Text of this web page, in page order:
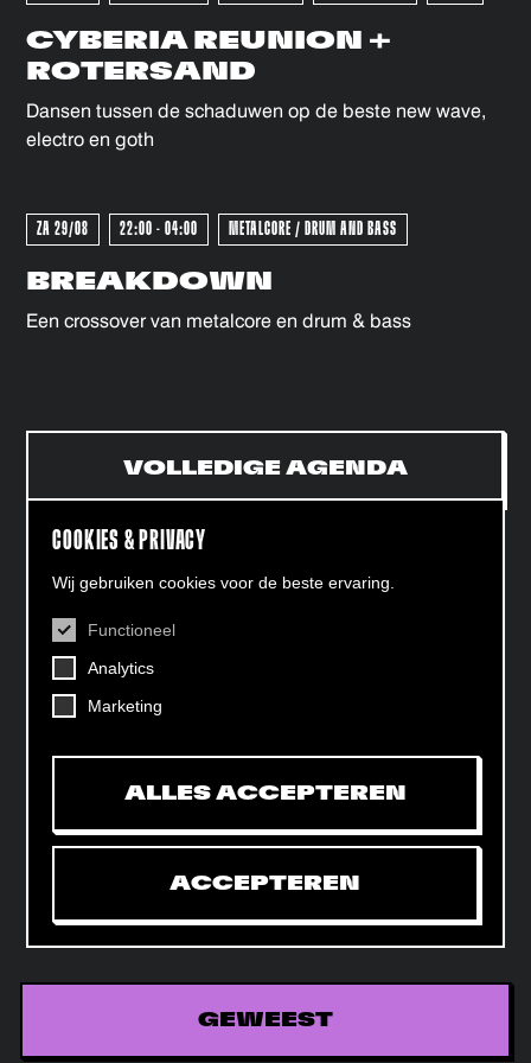
COOKIES & PRIVACY
Wij gebruiken cookies voor de beste ervaring.
Functioneel
Analytics
Marketing
ALLES ACCEPTEREN
ACCEPTEREN
GEWEEST
CYBERIA REUNION +
ROTERSAND
Dansen tussen de schaduwen op de beste new wave,
electro en goth
ZA 29/08 22:00 - 04:00 METALCORE / DRUM AND BASS
BREAKDOWN
Een crossover van metalcore en drum & bass
VOLLEDIGE AGENDA
CONTACT
Helling 7, 3523 CB Utrecht
Toegankelijkheids­verklaringMijn tickets